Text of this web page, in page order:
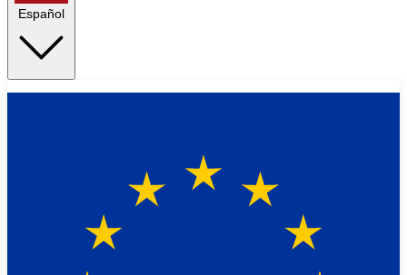
Español